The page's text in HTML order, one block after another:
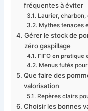
fréquentes à éviter
Laurier, charbon,
Mythes tenaces
Gérer le stock de
zéro gaspillage
FIFO en pratique
Menus futés
Que faire des
valorisation
Repères clairs
Choisir les bonnes